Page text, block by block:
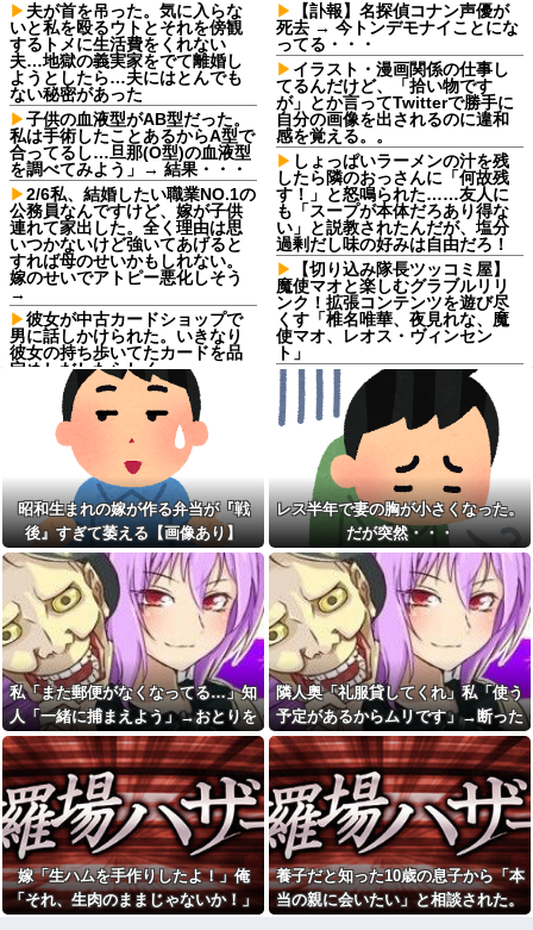
夫が首を吊った。気に入らな
いと私を殴るウトとそれを傍観
するトメに生活費をくれない
夫…地獄の義実家をでて離婚し
ようとしたら…夫にはとんでも
ない秘密があった
子供の血液型がAB型だった。
私は手術したことあるからA型で
合ってるし…旦那(O型)の血液型
を調べてみよう」→ 結果・・・
2/6私、結婚したい職業NO.1の
公務員なんですけど、嫁が子供
連れて家出した。全く理由は思
いつかないけど強いてあげると
すれば母のせいかもしれない。
嫁のせいでアトピー悪化しそう
→
彼女が中古カードショップで
男に話しかけられた。いきなり
彼女の持ち歩いてたカードを品
定めしだしたらしく…
【後編】フードコートで鉢合
わせした託児ママに「食べてい
る間でいいから」と子供を押し
付けられた。本当に食べてる間
だけ見て、店に迷子として預け
激辛チャレンジの契約書にサ
インし、チャレンジしたらとん
でもない事態になった。救急車
運ばれ胃の洗浄や入院2日で10万
超えて...
養子だと知った10歳の息子か
ら「本当の親に会いたい」と相
談された。正直に答えたら夫婦
関係が急変して…
裁判中に間男の勤務先へ訴状
のコピーを送ったら、相手側が
名誉毀損だと猛反発。裁判官ま
でロを挟む事態になって…
1年前に嫁と「子供を作る条件
で」結婚。だが嫁が子供を作れ
ない体だと知ったので離婚へ。
ちいかわ作者さん、総額30億
超の大豪邸を建てるｗｗｗｗｗ
ｗｗｗｗｗｗｗｗｗｗｗｗｗｗ
【画像】秋葉原で大量のメイ
ド＆巫女たちがぶっかけ祭ｗｗ
ｗｗｗｗｗｗｗｗｗ
【悲報】へずまりゅう（35）
【訃報】名探偵コナン声優が
死去 → 今トンデモナイことにな
ってる・・・
イラスト・漫画関係の仕事し
てるんだけど、「拾い物です
が」とか言ってTwitterで勝手に
自分の画像を出されるのに違和
感を覚える。。
しょっぱいラーメンの汁を残
したら隣のおっさんに「何故残
す！」と怒鳴られた……友人に
も「スープが本体だろあり得な
い」と説教されたんだが、塩分
過剰だし味の好みは自由だろ！
【切り込み隊長ツッコミ屋】
魔使マオと楽しむグラブルリリ
ンク！拡張コンテンツを遊び尽
くす「椎名唯華、夜見れな、魔
使マオ、レオス・ヴィンセン
ト」
セブンイレブンのホットスナ
ックコーナーにあるチョコクッ
キー美味しすぎる。でも545カロ
リーあってヒエっ
【呆然】取引先専務「Aを20
個注文する」ぼく「いつも1～2
個しか使わないけど本当に20で
あってる？」取専「あってる」
⇒結果！
しょっぱいラーメンの汁を残
したら隣のおっさんに「何故残
す！」と怒鳴られた……友人に
も「スープが本体だろあり得な
い」と説教されたんだが、塩分
過剰だし味の好みは自由だろ！
彼は私が何かしても、一度も
「ありがとう」と言わない
【画像】安井カノンちゃん、
バニーガールコスプレでうっか
り谷間が見えてしまう他
彼は私が何かしても、一度も
「ありがとう」と言わない
【緊急事態】母親がコレで30
万振り込む！危機回避能力が問
われるｗｗｗｗ
24歳年収550万ワイ、高級車も
豪邸も買えない人生が確定して
いる事実に咽び泣く
【腹筋崩壊】見た瞬間吹いた
昭和生まれの嫁が作る弁当が『戦
後』すぎて萎える【画像あり】
レス半年で妻の胸が小さくなった。
だが突然・・・
私「また郵便がなくなってる…」知
人「一緒に捕まえよう」→おとりを
仕掛けたら泥奥がまんまと引っかか
り…
隣人奥「礼服貸してくれ」私「使う
予定があるからムリです」→断った
途端、とんでもない暴言を吐かれ
て…
嫁「生ハムを手作りしたよ！」俺
「それ、生肉のままじゃないか！」
養子だと知った10歳の息子から「本
当の親に会いたい」と相談された。